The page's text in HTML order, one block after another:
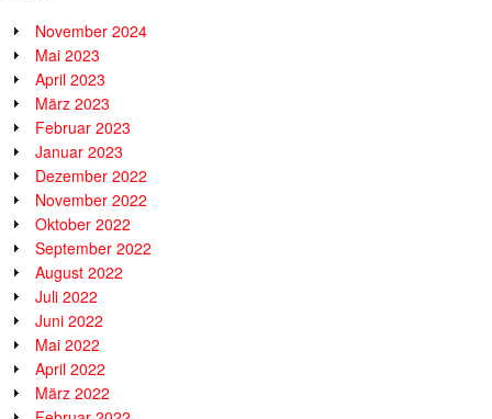
November 2024
Mai 2023
April 2023
März 2023
Februar 2023
Januar 2023
Dezember 2022
November 2022
Oktober 2022
September 2022
August 2022
Juli 2022
Juni 2022
Mai 2022
April 2022
März 2022